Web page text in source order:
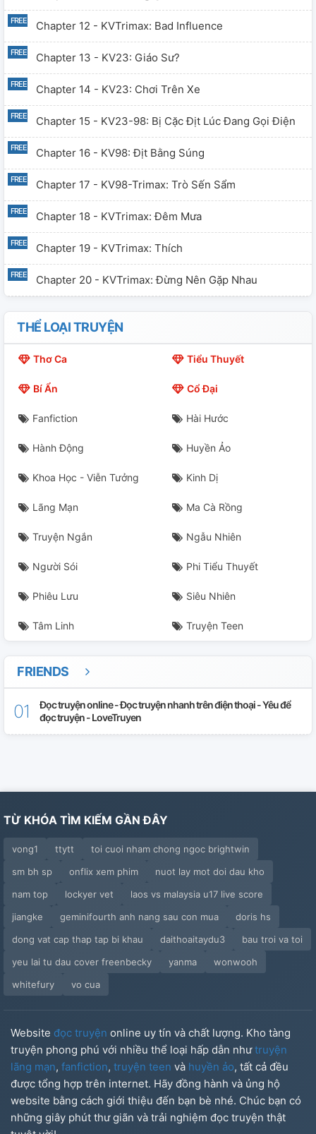
Chapter 12 - KVTrimax: Bad Influence
Chapter 13 - KV23: Giáo Sư?
Chapter 14 - KV23: Chơi Trên Xe
Chapter 15 - KV23-98: Bị Cặc Địt Lúc Đang Gọi Điện
Chapter 16 - KV98: Địt Bằng Súng
Chapter 17 - KV98-Trimax: Trò Sến Sẩm
Chapter 18 - KVTrimax: Đêm Mưa
Chapter 19 - KVTrimax: Thích
Chapter 20 - KVTrimax: Đừng Nên Gặp Nhau
Chapter 21 - KVTrimax: Tôi Đói
Chapter 22 - KV23: Ăn Hàu
Chapter 26 - All-KV: Chuyển Nhà
Chapter 27 - All-KV: Tiệc BBQ
Chapter 28 - Đi Mua Sắm
Chapter 29 - KVTrimax-98: Đầu Gỗ
Chapter 30 - KV98: Ván Cược Cuối Cùng
Chapter 31 - KV98: Quà Giáng Sinh
Chapter 33 - KVTrimax: Chỉ Có Mình Anh
Chapter 34 - Xuân Hạ Thu Đông Vẫn Sẽ Luôn Có Nhau
THỂ LOẠI TRUYỆN
Thơ Ca Tiểu Thuyết
Bí Ẩn Cổ Đại
Fanfiction Hài Hước
Hành Động Huyền Ảo
Khoa Học - Viễn Tưởng Kinh Dị
Lãng Mạn Ma Cà Rồng
Truyện Ngắn Ngẫu Nhiên
Người Sói Phi Tiểu Thuyết
Phiêu Lưu Siêu Nhiên
Tâm Linh Truyện Teen
FRIENDS
Đọc truyện online - Đọc truyện nhanh trên điện thoại - Yêu để
đọc truyện - LoveTruyen
TỪ KHÓA TÌM KIẾM GẦN ĐÂY
vong1 ttytt
toi cuoi nham chong ngoc brightwin
sm bh sp
onflix xem phim
nuot lay mot doi dau kho
nam top
lockyer vet
laos vs malaysia u17 live score
jiangke
geminifourth anh nang sau con mua
doris hs
dong vat cap thap tap bi khau
daithoaitaydu3
bau troi va toi
yeu lai tu dau cover freenbecky
yanma
wonwooh
whitefury
vo cua
Website đọc truyện online uy tín và chất lượng. Kho tàng
truyện phong phú với nhiều thể loại hấp dẫn nhưtruyện
lãng mạn, fanfiction, truyện teen và huyền ảo, tất cả đều
được tổng hợp trên internet. Hãy đồng hành và ủng hộ
website bằng cách giới thiệu đến bạn bè nhé. Chúc bạn có
những giây phút thư giãn và trải nghiệm đọc truyện thật